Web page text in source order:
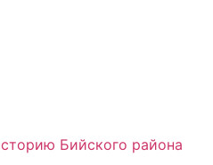
Бийского района